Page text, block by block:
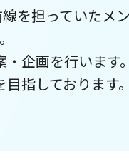
を担っていたメ
企画を行います。
指しております。